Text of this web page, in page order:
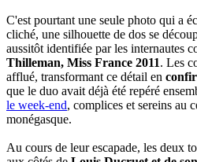
C'est pourtant une seule photo qui a
cliché, une silhouette de dos se
aussitôt identifiée par les internautes
Thilleman, Miss France 2011. Les
afflué, transformant ce détail en
que le duo avait déjà été repéré
le week-end, complices et sereins au
monégasque.
Au cours de leur escapade, les deux